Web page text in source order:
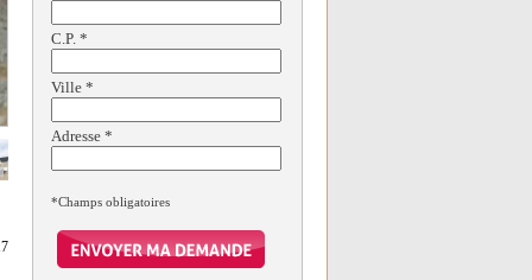
C.P. *
Ville *
Adresse *
*Champs obligatoires